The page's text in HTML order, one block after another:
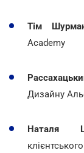
Тім
Academy
Дизайну
Наталя